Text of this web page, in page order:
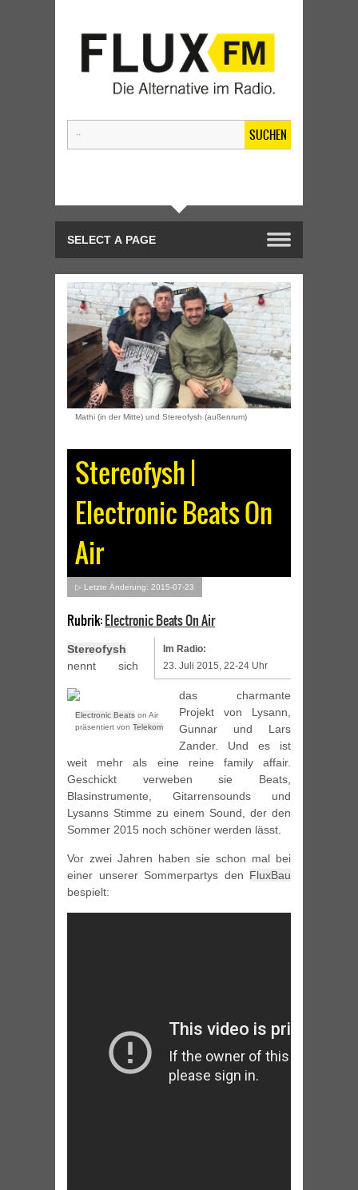
SUCHEN
Mathi (in der Mitte) und Stereofysh (außenrum)
Stereofysh |
Electronic Beats On
Air
▷ Letzte Änderung: 2015-07-23
Rubrik:Electronic Beats On Air
Im Radio:
23. Juli 2015, 22-24 Uhr
Electronic Beats on Air
präsentiert von Telekom
Stereofysh
nennt sich
das charmante
Projekt von Lysann,
Gunnar und Lars
Zander. Und es ist
weit mehr als eine reine family affair.
Geschickt verweben sie Beats,
Blasinstrumente, Gitarrensounds und
Lysanns Stimme zu einem Sound, der den
Sommer 2015 noch schöner werden lässt.
Vor zwei Jahren haben sie schon mal bei
einer unserer Sommerpartys den FluxBau
bespielt: